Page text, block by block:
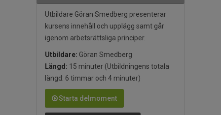
Utbildare Göran Smedberg presenterar
kursens innehåll och upplägg samt går
igenom arbetsrättsliga principer.
Utbildare: Göran Smedberg
Längd: 15 minuter (Utbildningens totala
längd: 6 timmar och 4 minuter)
Starta delmoment